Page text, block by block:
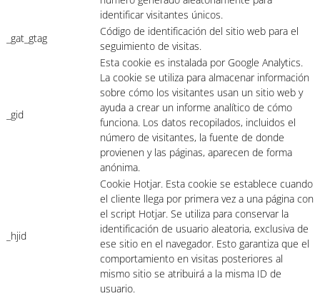
identificar visitantes únicos.
_gat_gtag
Código de identificación del sitio web para el
seguimiento de visitas.
_gid
Esta cookie es instalada por Google Analytics.
La cookie se utiliza para almacenar información
sobre cómo los visitantes usan un sitio web y
ayuda a crear un informe analítico de cómo
funciona. Los datos recopilados, incluidos el
número de visitantes, la fuente de donde
provienen y las páginas, aparecen de forma
anónima.
_hjid
Cookie Hotjar. Esta cookie se establece cuando
el cliente llega por primera vez a una página con
el script Hotjar. Se utiliza para conservar la
identificación de usuario aleatoria, exclusiva de
ese sitio en el navegador. Esto garantiza que el
comportamiento en visitas posteriores al
mismo sitio se atribuirá a la misma ID de
usuario.